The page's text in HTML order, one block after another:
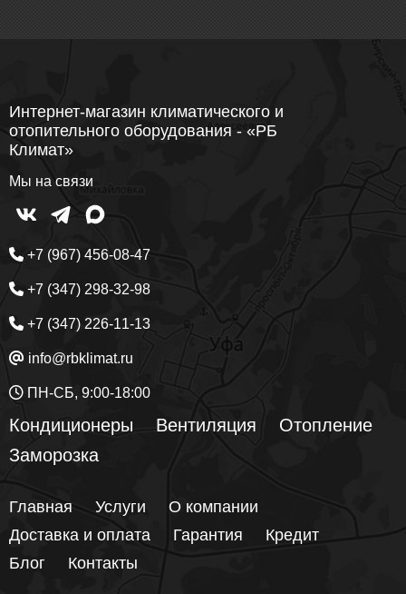
Интернет-магазин климатического и
отопительного оборудования - «РБ
Климат»
Мы на связи
+7 (967) 456-08-47
+7 (347) 298-32-98
+7 (347) 226-11-13
info@rbklimat.ru
ПН-СБ, 9:00-18:00
Кондиционеры Вентиляция
Отопление
Заморозка
Главная Услуги
О компании
Доставка и оплата
Гарантия
Кредит
Блог
Контакты